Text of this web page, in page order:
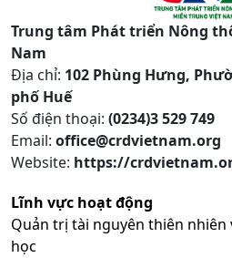
Trung tâm Phát triển Nông
Nam
Địa chỉ: 102 Phùng Hưng,
phố Huế
Số điện thoại: (0234)3 529 749
Email: office@crdvietnam.org
Website: https://
Lĩnh vực hoạt động
Quản trị tài nguyên thiên nhiên
học